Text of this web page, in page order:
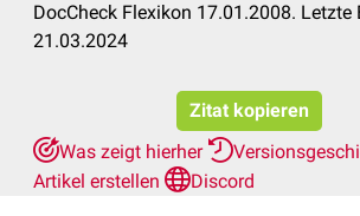
DocCheck Flexikon 17.01.2008. Letzte
21.03.2024
Zitat kopieren
Was zeigt hierher
Artikel erstellen
Discord